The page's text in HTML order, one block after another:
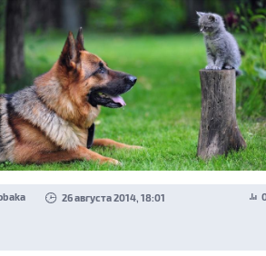
26 августа 2014, 18:01